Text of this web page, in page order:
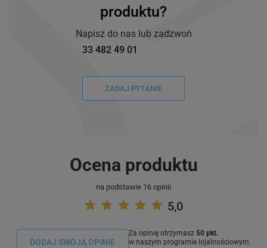
produktu?
Napisz do nas lub zadzwoń
33 482 49 01
ZADAJ PYTANIE
Ocena produktu
na podstawie 16 opinii
5,0
DODAJ SWOJĄ OPINIE
Za opinię otrzymasz 50 pkt.
w naszym programie lojalnościowym.